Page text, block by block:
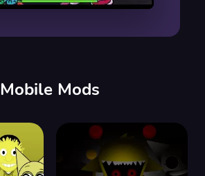
Mobile Mods